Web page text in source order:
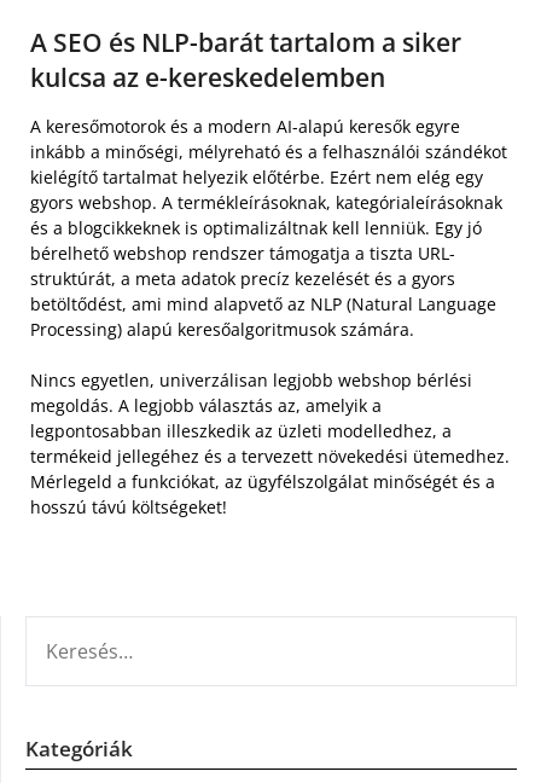
A SEO és NLP-barát tartalom a siker
kulcsa az e-kereskedelemben
A keresőmotorok és a modern AI-alapú keresők egyre
inkább a minőségi, mélyreható és a felhasználói szándékot
kielégítő tartalmat helyezik előtérbe. Ezért nem elég egy
gyors webshop. A termékleírásoknak, kategórialeírásoknak
és a blogcikkeknek is optimalizáltnak kell lenniük. Egy jó
bérelhető webshop rendszer támogatja a tiszta URL-
struktúrát, a meta adatok precíz kezelését és a gyors
betöltődést, ami mind alapvető az NLP (Natural Language
Processing) alapú keresőalgoritmusok számára.
Nincs egyetlen, univerzálisan legjobb webshop bérlési
megoldás. A legjobb választás az, amelyik a
legpontosabban illeszkedik az üzleti modelledhez, a
termékeid jellegéhez és a tervezett növekedési ütemedhez.
Mérlegeld a funkciókat, az ügyfélszolgálat minőségét és a
hosszú távú költségeket!
Kategóriák